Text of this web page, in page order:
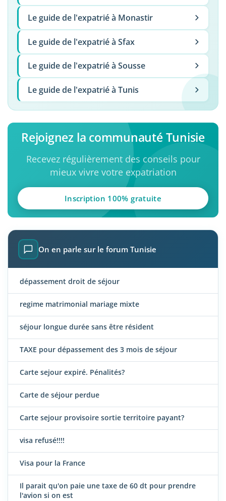
Le guide de l'expatrié à Monastir
Le guide de l'expatrié à Sfax
Le guide de l'expatrié à Sousse
Le guide de l'expatrié à Tunis
Rejoignez la communauté Tunisie
Recevez régulièrement des conseils pour
mieux vivre votre expatriation
Inscription 100% gratuite
On en parle sur le forum Tunisie
dépassement droit de séjour
regime matrimonial mariage mixte
séjour longue durée sans être résident
TAXE pour dépassement des 3 mois de séjour
Carte sejour expiré. Pénalités?
Carte de séjour perdue
Carte sejour provisoire sortie territoire payant?
visa refusé!!!!
Visa pour la France
Il parait qu'on paie une taxe de 60 dt pour prendre
l'avion si on est